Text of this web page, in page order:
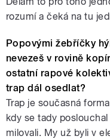
rozumí a čeká na tu
Popovými žebříčky
nevezeš v rovině
ostatní rapové
trap dál osedlat?
Trap je současná
kdy se tady
milovali. My už byli v